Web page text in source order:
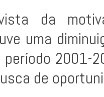
da
uma
2001-
de